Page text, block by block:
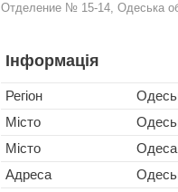
Отделение № 15-14, Одеська
Інформація
Регіон
Місто
Місто
Одеса
Адреса